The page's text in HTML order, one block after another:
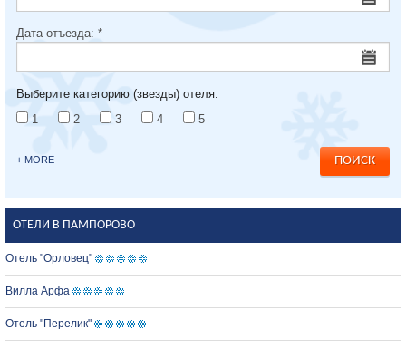
Дата отъезда: *
Выберите категорию (звезды) отеля:
1
2 3 4 5
+ MORE
ОТЕЛИ В ПАМПОРОВО
Отель "Орловец"
Вилла Арфа
Отель "Перелик"